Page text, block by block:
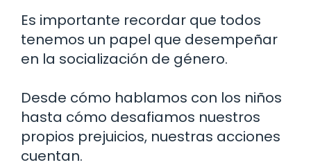
Es importante recordar que todos
tenemos un papel que desempeñar
en la socialización de género.
Desde cómo hablamos con los niños
hasta cómo desafiamos nuestros
propios prejuicios, nuestras acciones
cuentan.